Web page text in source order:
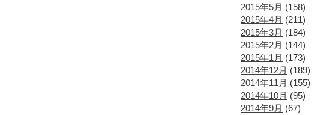
2015年5月 (158)
2015年4月 (211)
2015年3月 (184)
2015年2月 (144)
2015年1月 (173)
2014年12月 (189)
2014年11月 (155)
2014年10月 (95)
2014年9月 (67)